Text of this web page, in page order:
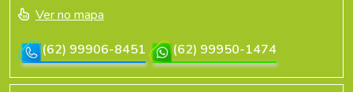
Ver no mapa
(62) 99906-8451
(62) 99950-1474